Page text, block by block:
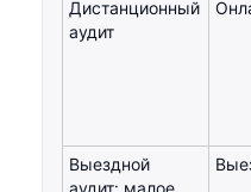
Дистанционный
аудит
Выездной
аудит: малое